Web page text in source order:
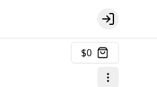
Login
$0